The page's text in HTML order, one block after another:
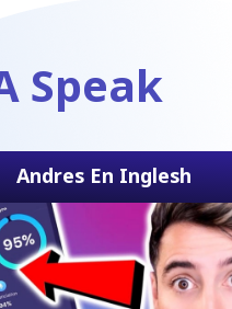
Speak
Andres En Inglesh